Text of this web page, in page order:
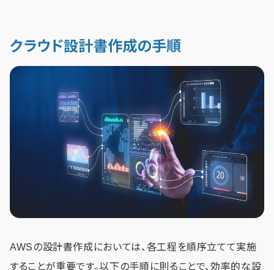
クラウド設計書作成の手順
AWSの設計書作成においては、各工程を順序立てて実施
することが重要です。以下の手順に則ることで、効率的な設